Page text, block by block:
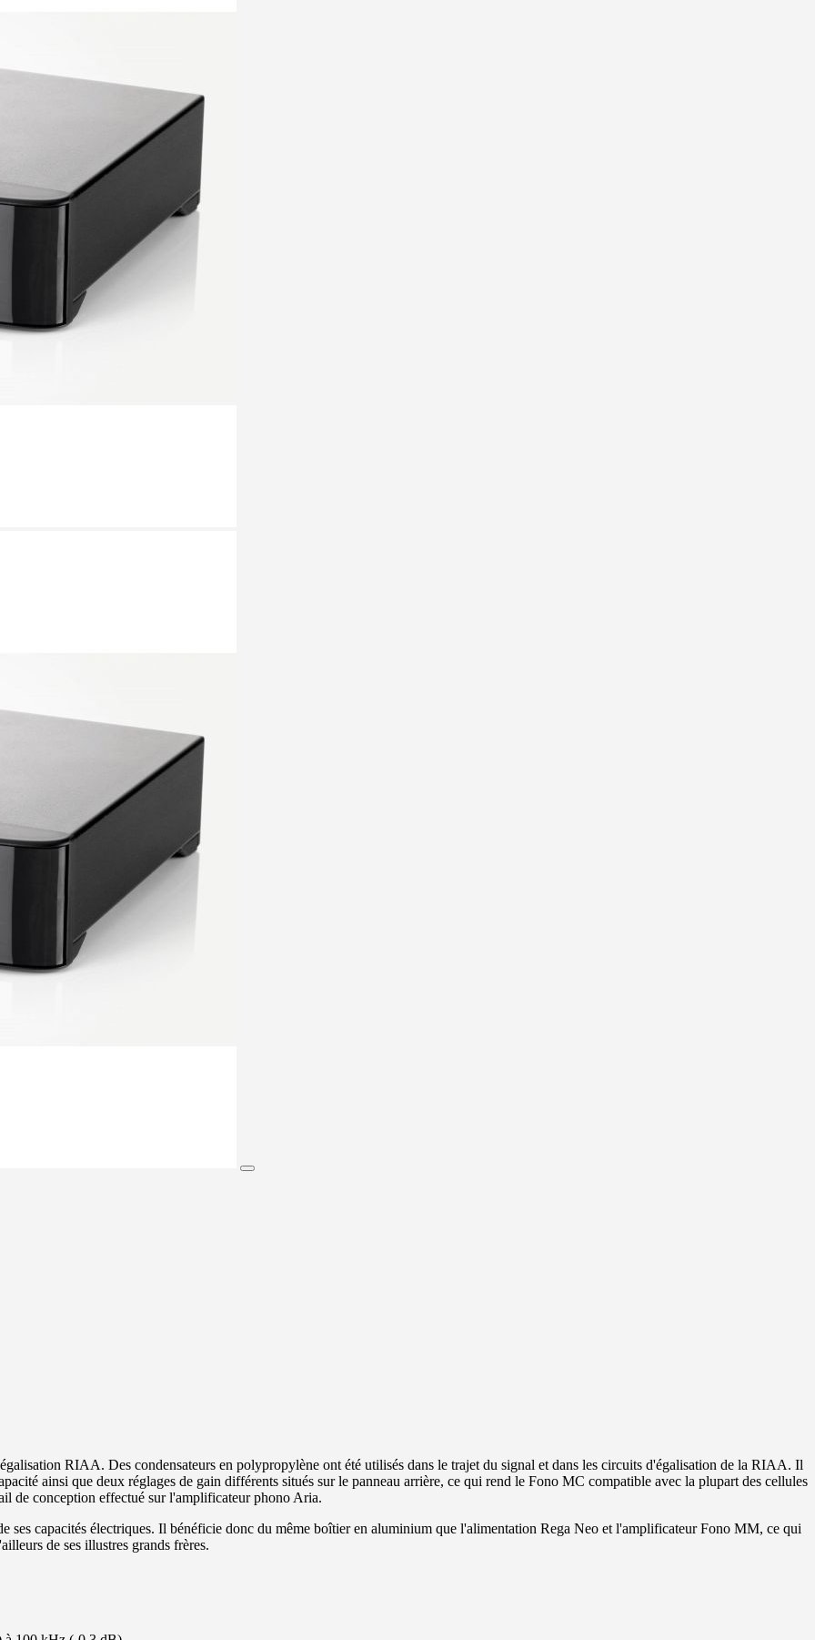
RIAA. Des condensateurs en polypropylène ont été utilisés dans le trajet du signal et dans les circuits d'égalisation de la RIAA. Il
ainsi que deux réglages de gain différents situés sur le panneau arrière, ce qui rend le Fono MC compatible avec la plupart des cellules
de conception effectué sur l'amplificateur phono Aria.
ses capacités électriques. Il bénéficie donc du même boîtier en aluminium que l'alimentation Rega Neo et l'amplificateur Fono MM, ce qui
de ses illustres grands frères.